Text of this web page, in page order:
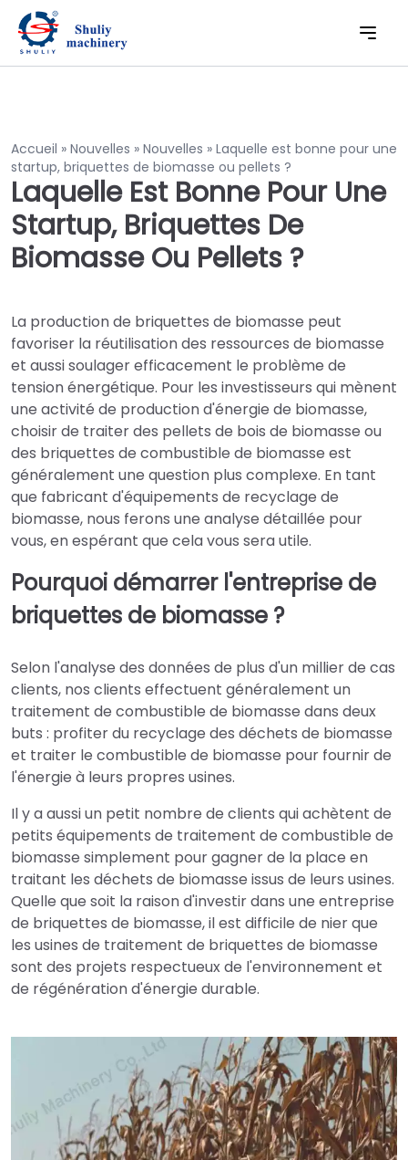
Accueil » Nouvelles » Nouvelles » Laquelle est bonne pour une
startup, briquettes de biomasse ou pellets ?
Laquelle Est Bonne Pour Une
Startup, Briquettes De
Biomasse Ou Pellets ?
La production de briquettes de biomasse peut
favoriser la réutilisation des ressources de biomasse
et aussi soulager efficacement le problème de
tension énergétique. Pour les investisseurs qui mènent
une activité de production d'énergie de biomasse,
choisir de traiter des pellets de bois de biomasse ou
des briquettes de combustible de biomasse est
généralement une question plus complexe. En tant
que fabricant d'équipements de recyclage de
biomasse, nous ferons une analyse détaillée pour
vous, en espérant que cela vous sera utile.
Pourquoi démarrer l'entreprise de
briquettes de biomasse ?
Selon l'analyse des données de plus d'un millier de cas
clients, nos clients effectuent généralement un
traitement de combustible de biomasse dans deux
buts : profiter du recyclage des déchets de biomasse
et traiter le combustible de biomasse pour fournir de
l'énergie à leurs propres usines.
Il y a aussi un petit nombre de clients qui achètent de
petits équipements de traitement de combustible de
biomasse simplement pour gagner de la place en
traitant les déchets de biomasse issus de leurs usines.
Quelle que soit la raison d'investir dans une entreprise
de briquettes de biomasse, il est difficile de nier que
les usines de traitement de briquettes de biomasse
sont des projets respectueux de l'environnement et
de régénération d'énergie durable.